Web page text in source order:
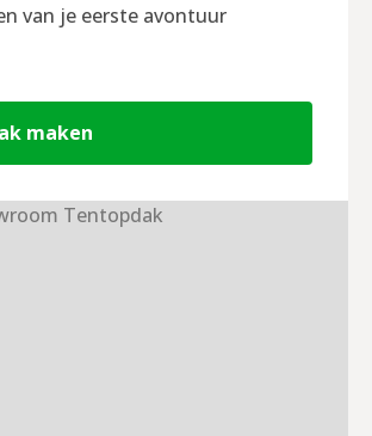
van je eerste avontuur
maken